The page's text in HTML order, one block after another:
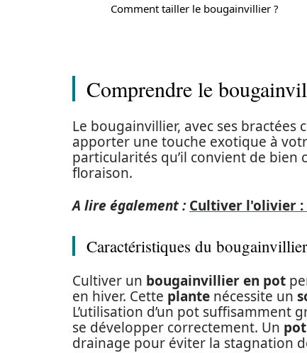
Comment tailler le bougainvillier ?
Comprendre le
Le bougainvillier, avec ses
apporter une touche exotique à
particularités qu’il convient de
floraison.
A lire également : Cultiver l'olivier
Caractéristiques du
Cultiver un bougainvillier en pot
en hiver. Cette plante nécessite un
L’utilisation d’un pot suffisamment
se développer correctement. Un
drainage pour éviter la stagnation